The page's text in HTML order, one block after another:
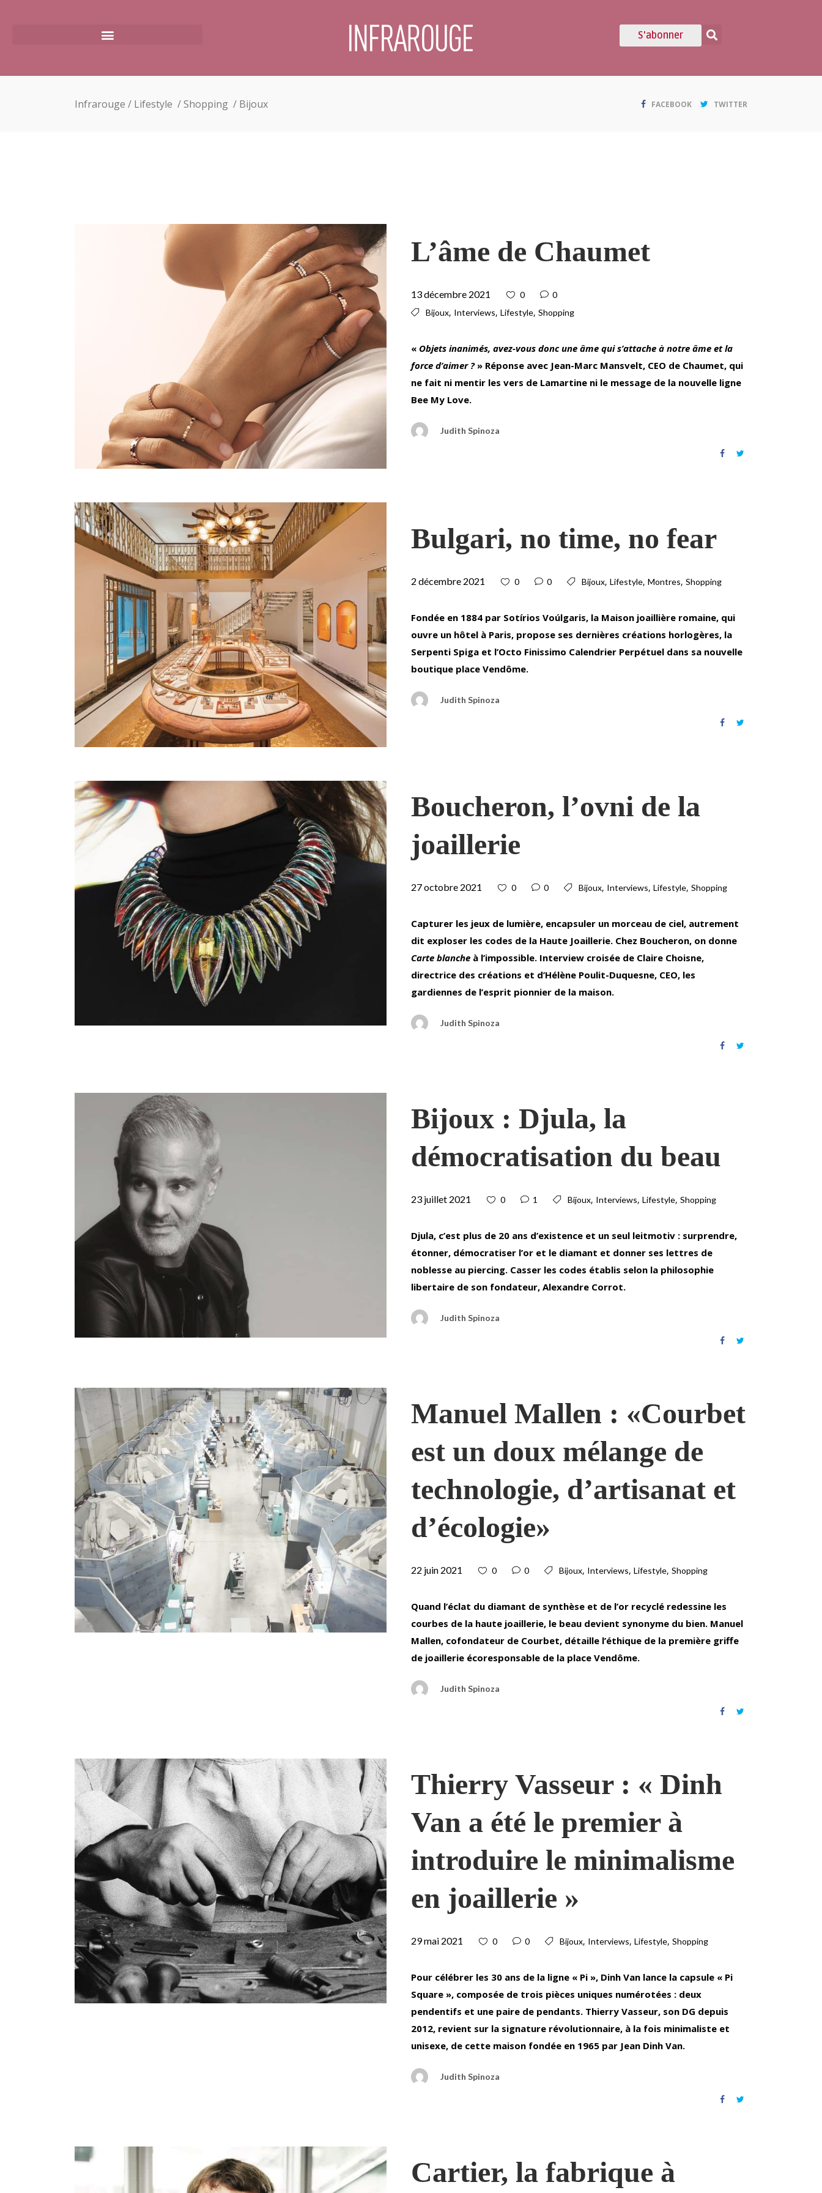
S'abonner
Infrarouge / Lifestyle /Shopping / Bijoux FACEBOOK TWITTER
L’âme de Chaumet
13 décembre 2021 0
0
Bijoux, Interviews, Lifestyle, Shopping
« Objets inanimés, avez-vous donc une âme qui s’attache à notre âme et la
force d’aimer ?» Réponse avec Jean-Marc Mansvelt, CEO de Chaumet, qui
ne fait ni mentir les vers de Lamartine ni le message de la nouvelle ligne
Bee My Love.
Judith Spinoza
Bulgari, no time, no fear
2 décembre 2021 0 0 Bijoux, Lifestyle, Montres, Shopping
Fondée en 1884 par Sotírios Voúlgaris, la Maison joaillière romaine, qui
ouvre un hôtel à Paris, propose ses dernières créations horlogères, la
Serpenti Spiga et l’Octo Finissimo Calendrier Perpétuel dans sa nouvelle
boutique place Vendôme.
Judith Spinoza
Boucheron, l’ovni de la
joaillerie
27 octobre 2021 0 0 Bijoux, Interviews, Lifestyle, Shopping
Capturer les jeux de lumière, encapsuler un morceau de ciel, autrement
dit exploser les codes de la Haute Joaillerie. Chez Boucheron, on donne
Carte blanche à l’impossible. Interview croisée de Claire Choisne,
directrice des créations et d’Hélène Poulit-Duquesne, CEO, les
gardiennes de l’esprit pionnier de la maison.
Judith Spinoza
Bijoux : Djula, la
démocratisation du beau
23 juillet 2021 0 1 Bijoux, Interviews, Lifestyle, Shopping
Djula, c’est plus de 20 ans d’existence et un seul leitmotiv : surprendre,
étonner, démocratiser l’or et le diamant et donner ses lettres de
noblesse au piercing. Casser les codes établis selon la philosophie
libertaire de son fondateur, Alexandre Corrot.
Judith Spinoza
Manuel Mallen : «Courbet
est un doux mélange de
technologie, d’artisanat et
d’écologie»
22 juin 2021 0 0 Bijoux, Interviews, Lifestyle, Shopping
Quand l’éclat du diamant de synthèse et de l’or recyclé redessine les
courbes de la haute joaillerie, le beau devient synonyme du bien. Manuel
Mallen, cofondateur de Courbet, détaille l’éthique de la première griffe
de joaillerie écoresponsable de la place Vendôme.
Judith Spinoza
Thierry Vasseur : « Dinh
Van a été le premier à
introduire le minimalisme
en joaillerie »
29 mai 2021 0 0 Bijoux, Interviews, Lifestyle, Shopping
Pour célébrer les 30 ans de la ligne « Pi », Dinh Van lance la capsule « Pi
Square », composée de trois pièces uniques numérotées : deux
pendentifs et une paire de pendants. Thierry Vasseur, son DG depuis
2012, revient sur la signature révolutionnaire, à la fois minimaliste et
unisexe, de cette maison fondée en 1965 par Jean Dinh Van.
Judith Spinoza
Cartier, la fabrique à